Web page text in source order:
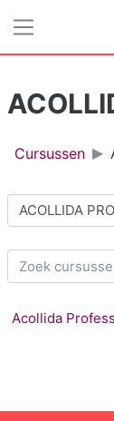
Cursussen
Zoek cursussen
Acollida